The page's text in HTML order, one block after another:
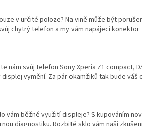
v určité poloze? Na vině může být
chytrý telefon a my vám napájecí konektor
nám svůj telefon Sony Xperia Z1 compact,
vymění. Za pár okamžiků tak bude váš
vám běžné využití displeje? S kupováním